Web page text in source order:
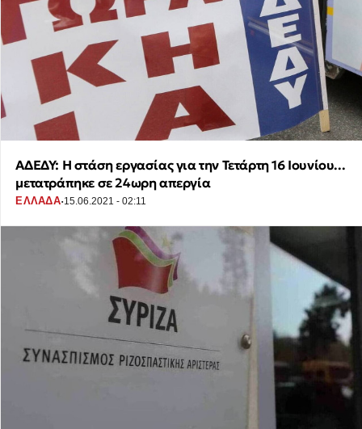
ΑΔΕΔΥ: Η στάση εργασίας για την Τετάρτη 16 Ιουνίου...
μετατράπηκε σε 24ωρη απεργία
ΕΛΛΑΔΑ·15.06.2021 - 02:11